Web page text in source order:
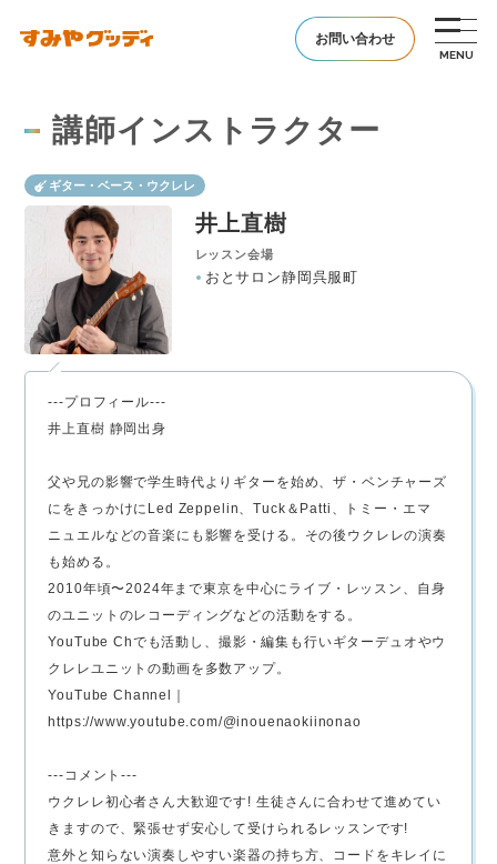
お問い合わせ
講師インストラクター
ギター・ベース・ウクレレ
井上直樹
レッスン会場
おとサロン静岡呉服町
---プロフィール---
井上直樹 静岡出身
父や兄の影響で学生時代よりギターを始め、ザ・ベンチャーズ
にをきっかけにLed Zeppelin、Tuck＆Patti、トミー・エマ
ニュエルなどの音楽にも影響を受ける。その後ウクレレの演奏
も始める。
2010年頃〜2024年まで東京を中心にライブ・レッスン、自身
のユニットのレコーディングなどの活動をする。
YouTube Chでも活動し、撮影・編集も行いギターデュオやウ
クレレユニットの動画を多数アップ。
YouTube Channel｜
https://www.youtube.com/@inouenaokiinonao
---コメント---
ウクレレ初心者さん大歓迎です! 生徒さんに合わせて進めてい
きますので、緊張せず安心して受けられるレッスンです!
意外と知らない演奏しやすい楽器の持ち方、コードをキレイに